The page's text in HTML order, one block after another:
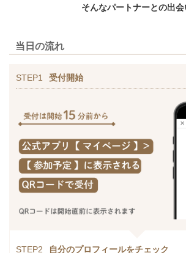
そんなパートナーとの出会
当日の流れ
STEP1 受付開始
STEP2 自分のプロフィールをチェック